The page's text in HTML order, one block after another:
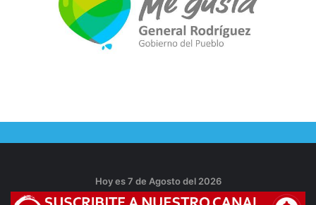
Hoy es 7 de Agosto del 2026